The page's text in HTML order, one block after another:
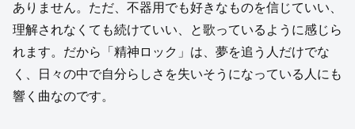
ありません。ただ、不器用でも好きなものを信じていい、
理解されなくても続けていい、と歌っているように感じら
れます。だから「精神ロック」は、夢を追う人だけでな
く、日々の中で自分らしさを失いそうになっている人にも
響く曲なのです。